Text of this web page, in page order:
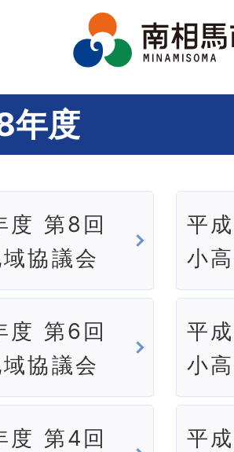
年度
度 第8回
協議会
平
小
度 第6回
協議会
平
小
度 第4回
平